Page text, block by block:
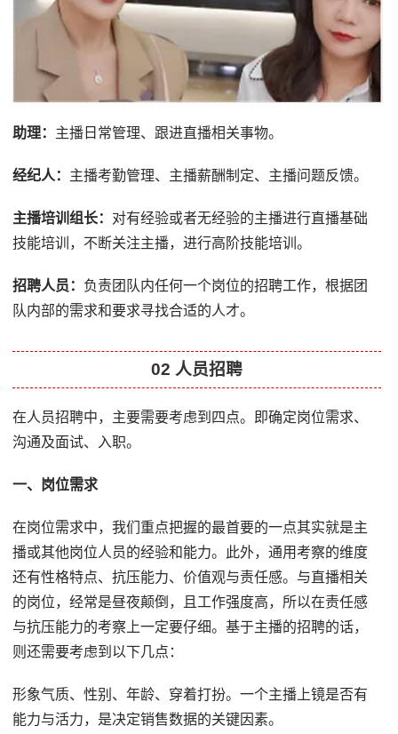
助理： 主播日常管理、跟进直播相关事物。
经纪人： 主播考勤管理、主播薪酬制定、主播问题反馈。
主播培训组长： 对有经验或者无经验的主播进行直播基础
技能培训，不断关注主播，进行高阶技能培训。
招聘人员： 负责团队内任何一个岗位的招聘工作，根据团
队内部的需求和要求寻找合适的人才。
02 人员招聘
在人员招聘中，主要需要考虑到四点。即确定岗位需求、
沟通及面试、入职。
一、岗位需求
在岗位需求中，我们重点把握的最首要的一点其实就是主
播或其他岗位人员的经验和能力。此外，通用考察的维度
还有性格特点、抗压能力、价值观与责任感。与直播相关
的岗位，经常是昼夜颠倒，且工作强度高，所以在责任感
与抗压能力的考察上一定要仔细。基于主播的招聘的话，
则还需要考虑到以下几点：
形象气质、性别、年龄、穿着打扮。一个主播上镜是否有
能力与活力，是决定销售数据的关键因素。